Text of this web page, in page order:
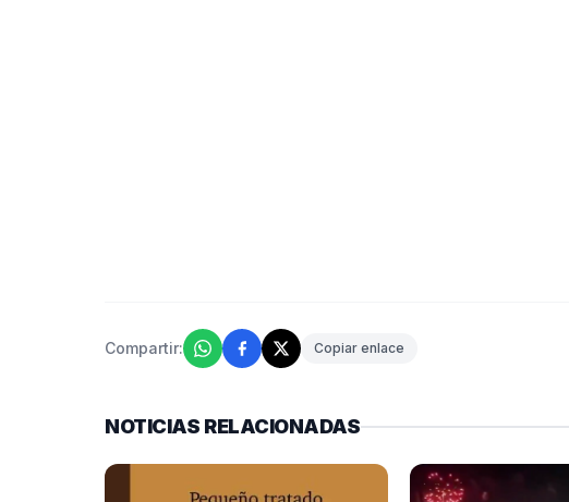
Compartir: Copiar enlace
NOTICIAS RELACIONADAS